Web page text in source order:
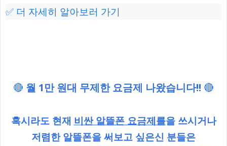
✅ 더 자세히 알아보러 가기
🔴 월 1만 원대 무제한 요금제 나왔습니다!! 🔴
혹시라도 현재 비싼 알뜰폰 요금제를을 쓰시거나
저렴한 알뜰폰을 써보고 싶은신 분들은